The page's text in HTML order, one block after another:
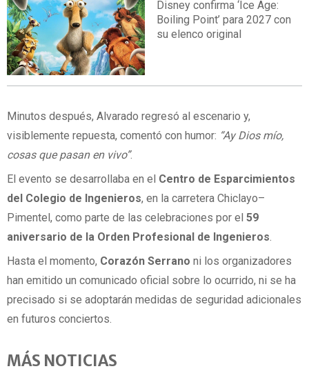
Disney confirma ‘Ice Age:
Boiling Point’ para 2027 con
su elenco original
Minutos después, Alvarado regresó al escenario y,
visiblemente repuesta, comentó con humor: “Ay Dios mío,
cosas que pasan en vivo”.
El evento se desarrollaba en el Centro de Esparcimientos
del Colegio de Ingenieros, en la carretera Chiclayo–
Pimentel, como parte de las celebraciones por el 59
aniversario de la Orden Profesional de Ingenieros
Hasta el momento, Corazón Serrano ni los organizadores
han emitido un comunicado oficial sobre lo ocurrido, ni se ha
precisado si se adoptarán medidas de seguridad adicionales
en futuros conciertos.
MÁS NOTICIAS